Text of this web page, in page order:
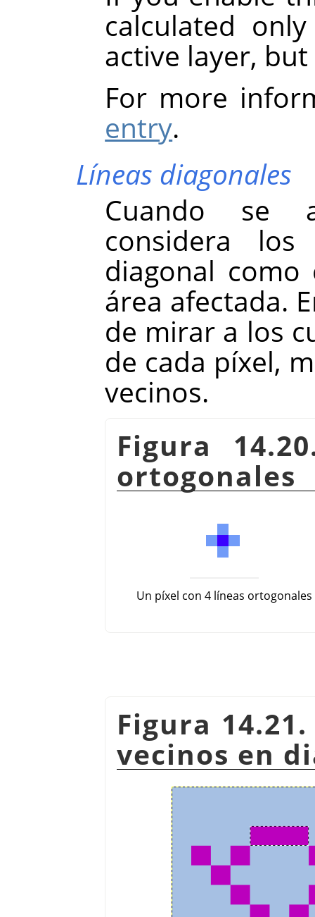
calculated
active layer,
For more
entry.
Líneas diagonales
Cuando se
considera los
diagonal como
área afectada.
de mirar a los
de cada píxel,
vecinos.
Figura
ortogonales
Un píxel con 4 líneas ortogonales
Figura
vecinos en